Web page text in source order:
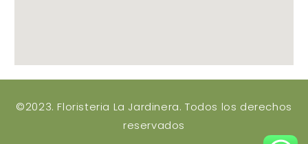
©2023. Floristeria La Jardinera. Todos los derechos
reservados